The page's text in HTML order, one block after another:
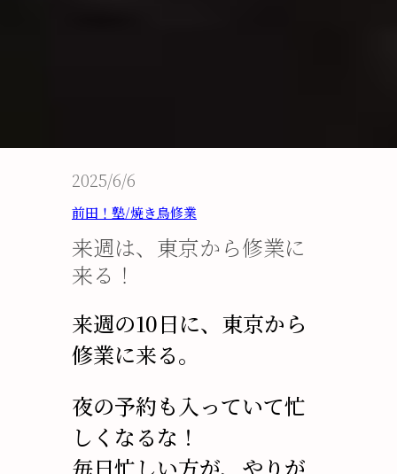
2025/6/6
前田！塾/焼き鳥修業
来週は、東京から修業に
来る！
来週の10日に、東京から
修業に来る。
夜の予約も入っていて忙
しくなるな！
毎日忙しい方が、やりが